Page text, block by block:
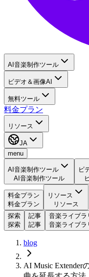
AI音楽制作ツール
ビデオ＆画像AI
無料ツール
料金プラン
リソース
JA
menu
AI音楽制作ツール
AI音楽制作ツール
ビ
料金プラン
料金プラン
リソース
リソース
探索
探索
記事
記事
音楽ライブラ
音楽ライブラ
blog
AI Music Extender